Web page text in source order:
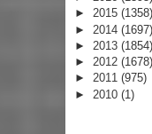
► 2015 (1358)
► 2014 (1697)
► 2013 (1854)
► 2012 (1678)
► 2011 (975)
► 2010 (1)